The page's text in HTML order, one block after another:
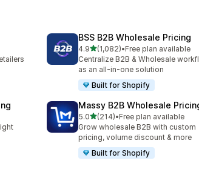
BSS B2B Wholesale Pricing
4.9滿分 5 顆星
(1,082)
共有 1082 則評價
•Free plan available
Centralize B2B & Wholesale
as an all-in-one solution
Built for Shopify
Massy B2B Wholesale
5.0滿分 5 顆星
(214)
共有 214 則評價
•Free plan available
Grow wholesale B2B with custom
pricing, volume discount & more
Built for Shopify